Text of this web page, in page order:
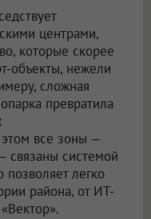
центрами,
которые скорее
объекты, нежели
сложная
превратила
все зоны —
связаны системой
позволяет легко
района, от ИТ-